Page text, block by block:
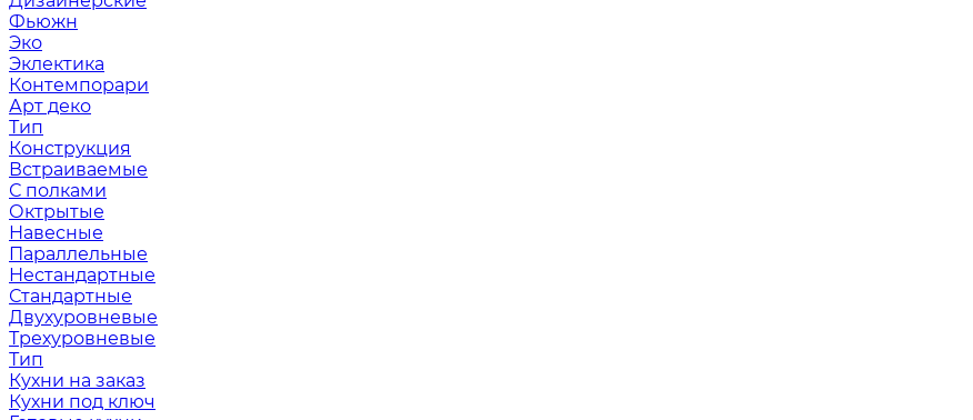
Фьюжн
Эко
Эклектика
Контемпорари
Арт деко
Тип
Конструкция
Встраиваемые
С полками
Октрытые
Навесные
Параллельные
Нестандартные
Стандартные
Двухуровневые
Трехуровневые
Тип
Кухни на заказ
Кухни под ключ